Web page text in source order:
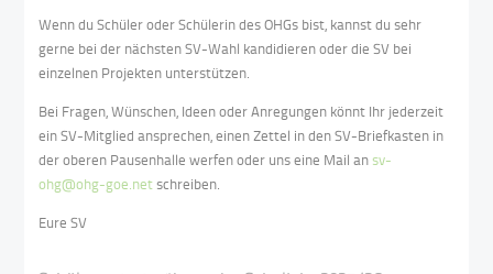
Wenn du Schüler oder Schülerin des OHGs bist, kannst du sehr
gerne bei der nächsten SV-Wahl kandidieren oder die SV bei
einzelnen Projekten unterstützen.
Bei Fragen, Wünschen, Ideen oder Anregungen könnt Ihr jederzeit
ein SV-Mitglied ansprechen, einen Zettel in den SV-Briefkasten in
der oberen Pausenhalle werfen oder uns eine Mail an sv-
ohg@ohg-goe.netschreiben.
Eure SV